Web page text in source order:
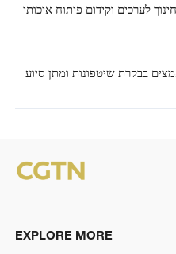
לערכים וקידום פיתוח איכותי
בבקרת שיטפונות ומתן סיוע
EXPLORE MORE